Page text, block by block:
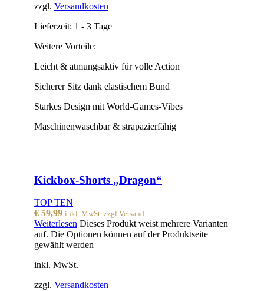
zzgl. Versandkosten
Lieferzeit: 1 - 3 Tage
Weitere Vorteile:
Leicht & atmungsaktiv für volle Action
Sicherer Sitz dank elastischem Bund
Starkes Design mit World-Games-Vibes
Maschinenwaschbar & strapazierfähig
Kickbox-Shorts „Dragon“
TOP TEN
€ 59,99 inkl. MwSt. zzgl Versand
Weiterlesen Dieses Produkt weist mehrere Varianten
auf. Die Optionen können auf der Produktseite
gewählt werden
inkl. MwSt.
zzgl. Versandkosten